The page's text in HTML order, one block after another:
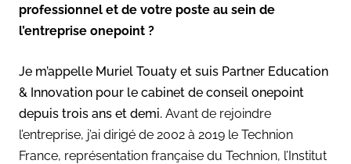
professionnel et de votre poste au sein de
l’entreprise onepoint ?
Je m’appelle Muriel Touaty et suis Partner Education
& Innovation pour le cabinet de conseil onepoint
depuis trois ans et demi. Avant de rejoindre
l’entreprise, j’ai dirigé de 2002 à 2019 le Technion
France, représentation française du Technion, l’Institut